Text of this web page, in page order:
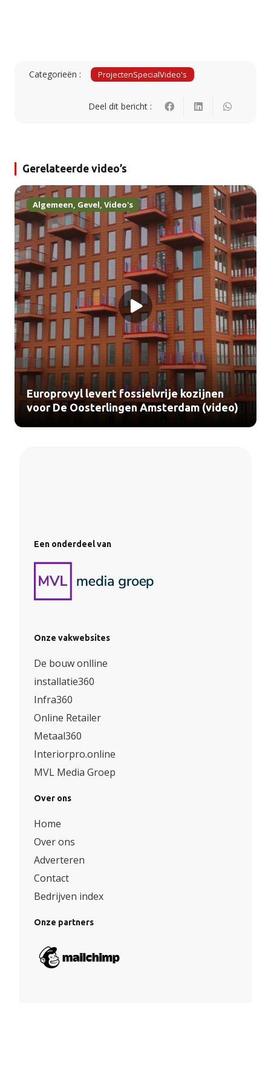
Categorieën : ProjectenSpecialVideo's
Deel dit bericht :
Gerelateerde video’s
Algemeen, Gevel, Video's
Europrovyl levert fossielvrije kozijnen
voor De Oosterlingen Amsterdam (video)
Een onderdeel van
Onze vakwebsites
De bouw onlline
installatie360
Infra360
Online Retailer
Metaal360
Interiorpro.online
MVL Media Groep
Over ons
Home
Over ons
Adverteren
Contact
Bedrijven index
Onze partners